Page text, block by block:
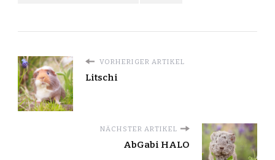
VORHERIGER ARTIKEL
Litschi
NÄCHSTER ARTIKEL
AbGabi HALO